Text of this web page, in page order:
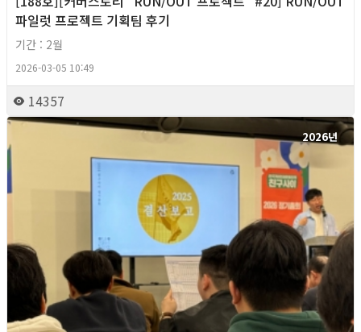
파일럿 프로젝트 기획팀 후기
기간 : 2월
2026-03-05 10:49
14357
2026년